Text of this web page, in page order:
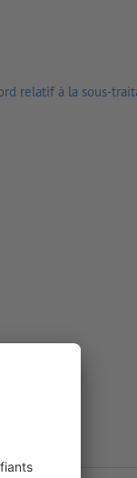
relatif à la sous-